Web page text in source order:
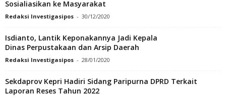
Sosialiasikan ke Masyarakat
Redaksi Investigasipos - 30/12/2020
Isdianto, Lantik Keponakannya Jadi Kepala
Dinas Perpustakaan dan Arsip Daerah
Redaksi Investigasipos - 28/01/2020
Sekdaprov Kepri Hadiri Sidang Paripurna DPRD Terkait
Laporan Reses Tahun 2022